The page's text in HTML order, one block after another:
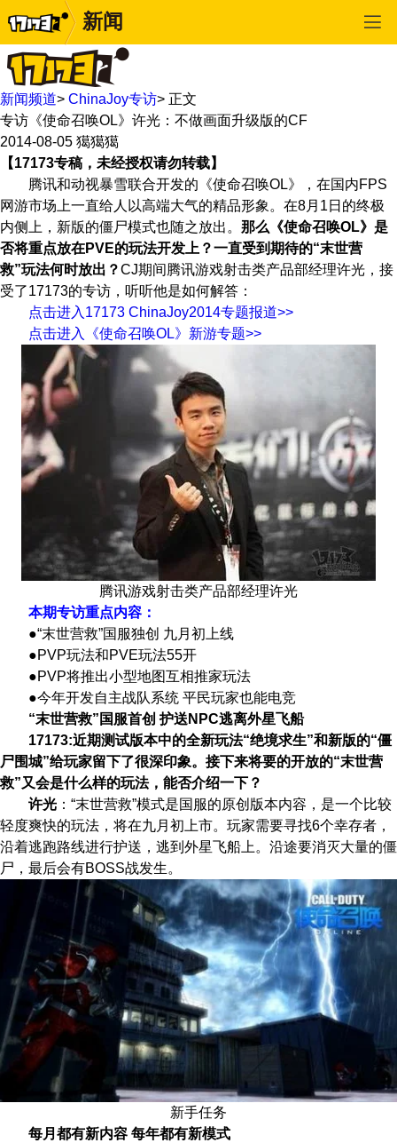
新闻
新闻频道> ChinaJoy专访> 正文
专访《使命召唤OL》许光：不做画面升级版的CF
2014-08-05 獦獦獦
【17173专稿，未经授权请勿转载】
腾讯和动视暴雪联合开发的《使命召唤OL》，在国内FPS
网游市场上一直给人以高端大气的精品形象。在8月1日的终极
内侧上，新版的僵尸模式也随之放出。 那么《使命召唤OL》是
否将重点放在PVE的玩法开发上？一直受到期待的“末世营
救”玩法何时放出？CJ期间腾讯游戏射击类产品部经理许光，接
受了17173的专访，听听他是如何解答：
点击进入17173 ChinaJoy2014专题报道>>
点击进入《使命召唤OL》新游专题>>
腾讯游戏射击类产品部经理许光
本期专访重点内容：
●“末世营救”国服独创 九月初上线
●PVP玩法和PVE玩法55开
●PVP将推出小型地图互相推家玩法
●今年开发自主战队系统 平民玩家也能电竞
“末世营救”国服首创 护送NPC逃离外星飞船
17173:近期测试版本中的全新玩法“绝境求生”和新版的“僵
尸围城”给玩家留下了很深印象。接下来将要的开放的“末世营
救”又会是什么样的玩法，能否介绍一下？
许光 ：“末世营救”模式是国服的原创版本内容，是一个比较
轻度爽快的玩法，将在九月初上市。玩家需要寻找6个幸存者，
沿着逃跑路线进行护送，逃到外星飞船上。沿途要消灭大量的僵
尸，最后会有BOSS战发生。
新手任务
每月都有新内容 每年都有新模式